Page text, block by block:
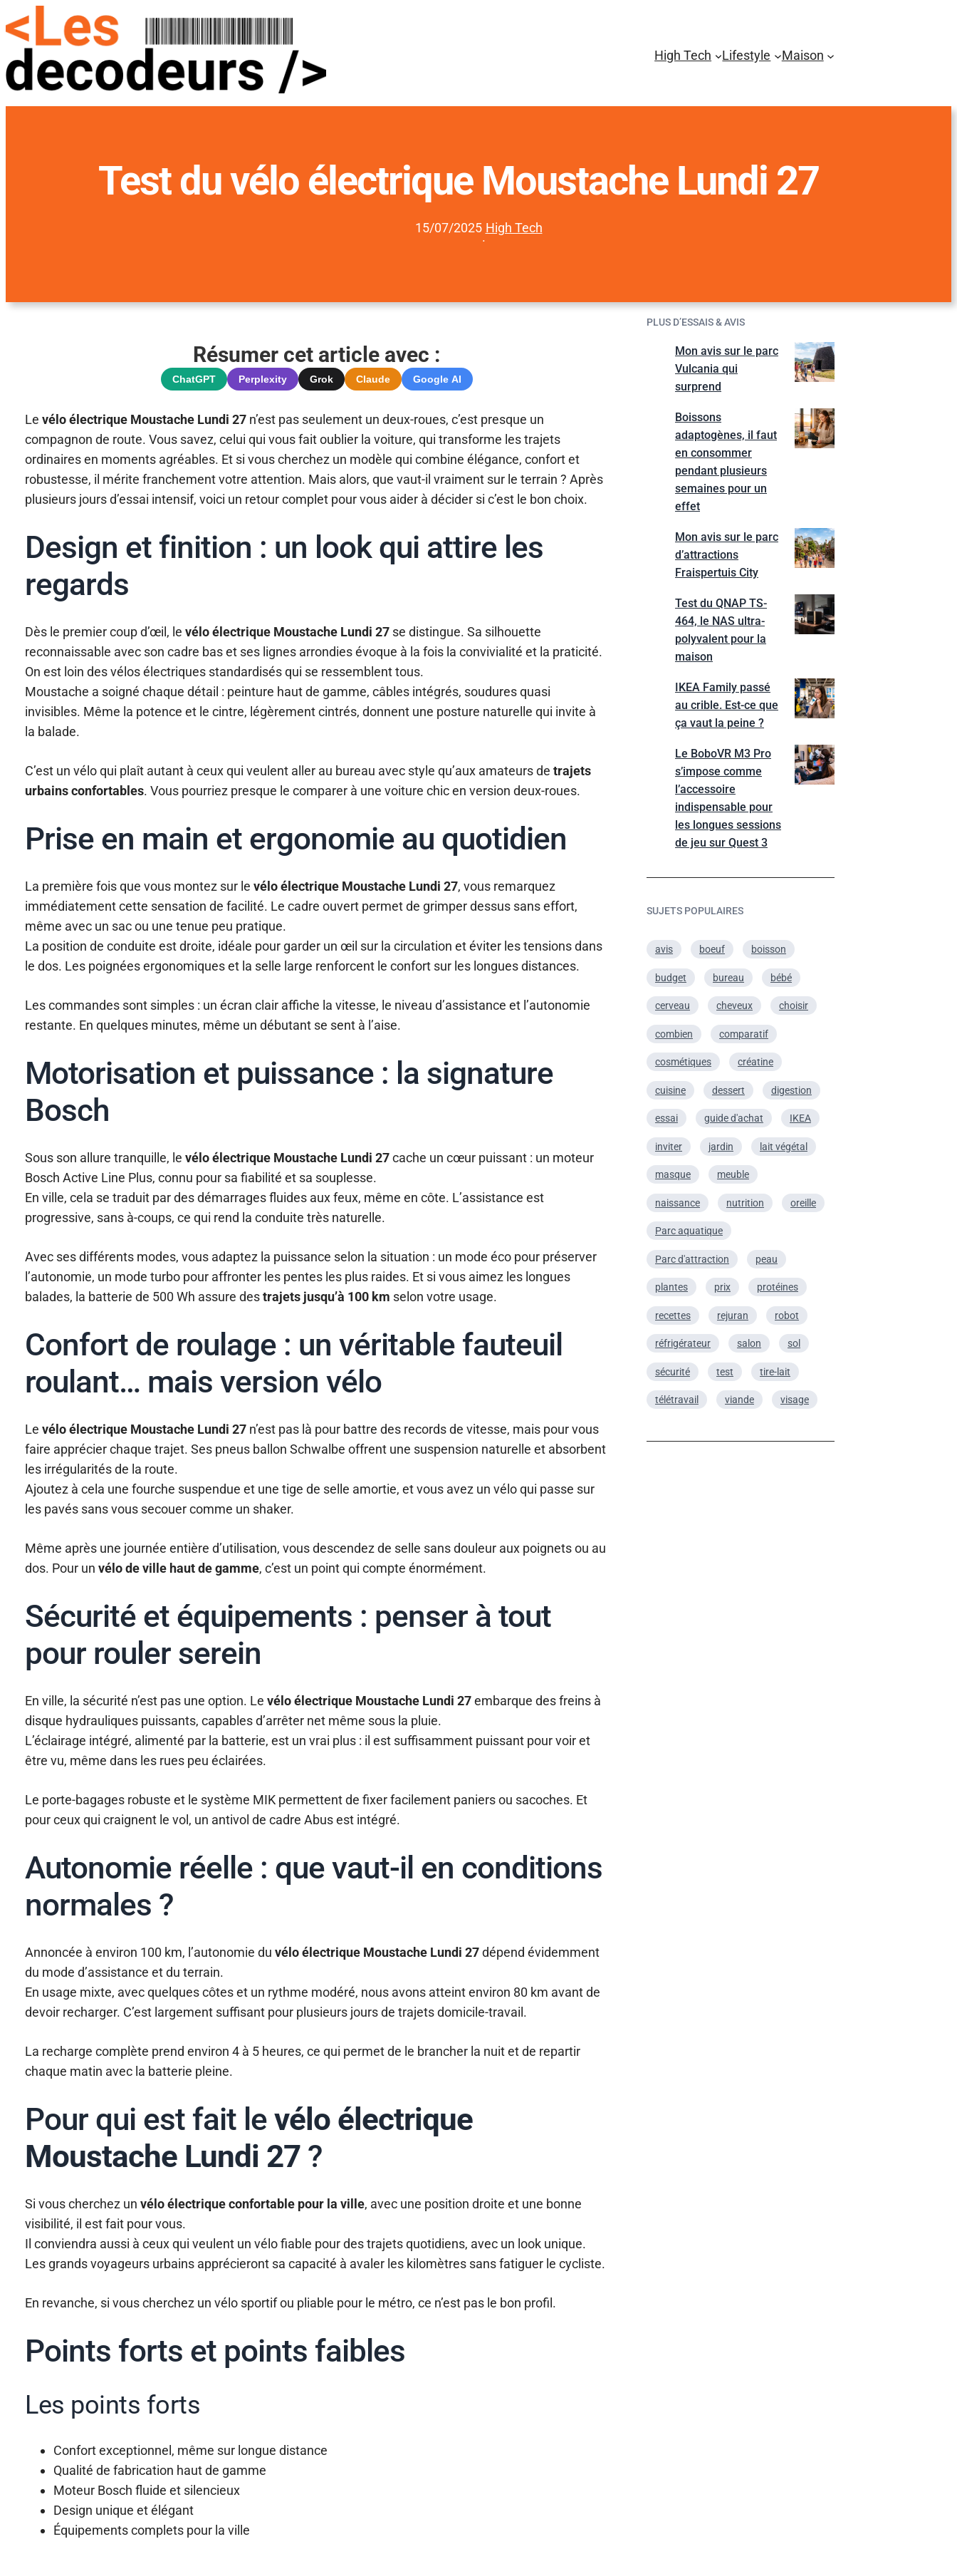
High Tech Lifestyle Maison
Test du vélo électrique Moustache Lundi 27
15/07/2025
·
High Tech
Résumer cet article avec :
ChatGPT Perplexity Grok Claude Google AI
Le vélo électrique Moustache Lundi 27 n’est pas seulement un deux-roues, c’est presque un
compagnon de route. Vous savez, celui qui vous fait oublier la voiture, qui transforme les trajets
ordinaires en moments agréables. Et si vous cherchez un modèle qui combine élégance, confort et
robustesse, il mérite franchement votre attention. Mais alors, que vaut-il vraiment sur le terrain ? Après
plusieurs jours d’essai intensif, voici un retour complet pour vous aider à décider si c’est le bon choix.
Design et finition : un look qui attire les
regards
Dès le premier coup d’œil, le vélo électrique Moustache Lundi 27 se distingue. Sa silhouette
reconnaissable avec son cadre bas et ses lignes arrondies évoque à la fois la convivialité et la praticité.
On est loin des vélos électriques standardisés qui se ressemblent tous.
Moustache a soigné chaque détail : peinture haut de gamme, câbles intégrés, soudures quasi
invisibles. Même la potence et le cintre, légèrement cintrés, donnent une posture naturelle qui invite à
la balade.
C’est un vélo qui plaît autant à ceux qui veulent aller au bureau avec style qu’aux amateurs de trajets
urbains confortables. Vous pourriez presque le comparer à une voiture chic en version deux-roues.
Prise en main et ergonomie au quotidien
La première fois que vous montez sur le vélo électrique Moustache Lundi 27, vous remarquez
immédiatement cette sensation de facilité. Le cadre ouvert permet de grimper dessus sans effort,
même avec un sac ou une tenue peu pratique.
La position de conduite est droite, idéale pour garder un œil sur la circulation et éviter les tensions dans
le dos. Les poignées ergonomiques et la selle large renforcent le confort sur les longues distances.
Les commandes sont simples : un écran clair affiche la vitesse, le niveau d’assistance et l’autonomie
restante. En quelques minutes, même un débutant se sent à l’aise.
Motorisation et puissance : la signature
Bosch
Sous son allure tranquille, le vélo électrique Moustache Lundi 27cache un cœur puissant : un moteur
Bosch Active Line Plus, connu pour sa fiabilité et sa souplesse.
En ville, cela se traduit par des démarrages fluides aux feux, même en côte. L’assistance est
progressive, sans à-coups, ce qui rend la conduite très naturelle.
Avec ses différents modes, vous adaptez la puissance selon la situation : un mode éco pour préserver
l’autonomie, un mode turbo pour affronter les pentes les plus raides. Et si vous aimez les longues
balades, la batterie de 500 Wh assure destrajets jusqu’à 100 km selon votre usage.
Confort de roulage : un véritable fauteuil
roulant… mais version vélo
Le vélo électrique Moustache Lundi 27 n’est pas là pour battre des records de vitesse, mais pour vous
faire apprécier chaque trajet. Ses pneus ballon Schwalbe offrent une suspension naturelle et absorbent
les irrégularités de la route.
Ajoutez à cela une fourche suspendue et une tige de selle amortie, et vous avez un vélo qui passe sur
les pavés sans vous secouer comme un shaker.
Même après une journée entière d’utilisation, vous descendez de selle sans douleur aux poignets ou au
dos. Pour un vélo de ville haut de gamme, c’est un point qui compte énormément.
Sécurité et équipements : penser à tout
pour rouler serein
En ville, la sécurité n’est pas une option. Le vélo électrique Moustache Lundi 27embarque des freins à
disque hydrauliques puissants, capables d’arrêter net même sous la pluie.
L’éclairage intégré, alimenté par la batterie, est un vrai plus : il est suffisamment puissant pour voir et
être vu, même dans les rues peu éclairées.
Le porte-bagages robuste et le système MIK permettent de fixer facilement paniers ou sacoches. Et
pour ceux qui craignent le vol, un antivol de cadre Abus est intégré.
Autonomie réelle : que vaut-il en conditions
normales ?
Annoncée à environ 100 km, l’autonomie du vélo électrique Moustache Lundi 27dépend évidemment
du mode d’assistance et du terrain.
En usage mixte, avec quelques côtes et un rythme modéré, nous avons atteint environ 80 km avant de
devoir recharger. C’est largement suffisant pour plusieurs jours de trajets domicile-travail.
La recharge complète prend environ 4 à 5 heures, ce qui permet de le brancher la nuit et de repartir
chaque matin avec la batterie pleine.
Pour qui est fait levélo électrique
Moustache Lundi 27 ?
Si vous cherchez un vélo électrique confortable pour la ville, avec une position droite et une bonne
visibilité, il est fait pour vous.
Il conviendra aussi à ceux qui veulent un vélo fiable pour des trajets quotidiens, avec un look unique.
Les grands voyageurs urbains apprécieront sa capacité à avaler les kilomètres sans fatiguer le cycliste.
En revanche, si vous cherchez un vélo sportif ou pliable pour le métro, ce n’est pas le bon profil.
Points forts et points faibles
Les points forts
Confort exceptionnel, même sur longue distance
Qualité de fabrication haut de gamme
Moteur Bosch fluide et silencieux
Design unique et élégant
Équipements complets pour la ville
PLUS D’ESSAIS & AVIS
Mon avis sur le parc
Vulcania qui
surprend
Boissons
adaptogènes, il faut
en consommer
pendant plusieurs
semaines pour un
effet
Mon avis sur le parc
d’attractions
Fraispertuis City
Test du QNAP TS-
464, le NAS ultra-
polyvalent pour la
maison
IKEA Family passé
au crible. Est-ce que
ça vaut la peine ?
Le BoboVR M3 Pro
s’impose comme
l’accessoire
indispensable pour
les longues sessions
de jeu sur Quest 3
SUJETS POPULAIRES
avis boeuf boisson
budget bureau bébé
cerveau cheveux choisir
combien comparatif
cosmétiques créatine
cuisine dessert digestion
essai guide d'achat IKEA
inviter jardin lait végétal
masque meuble
naissance nutrition oreille
Parc aquatique
Parc d'attraction peau
plantes prix protéines
recettes rejuran robot
réfrigérateur salon sol
sécurité test tire-lait
télétravail viande visage